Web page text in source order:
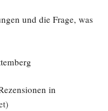
und die Frage, was
in